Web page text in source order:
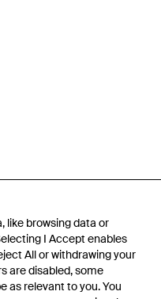
like browsing data or
I Accept enables
All or withdrawing your
are disabled, some
as relevant to you. You
like browsing data or
I Accept enables
All or withdrawing your
are disabled, some
as relevant to you. You